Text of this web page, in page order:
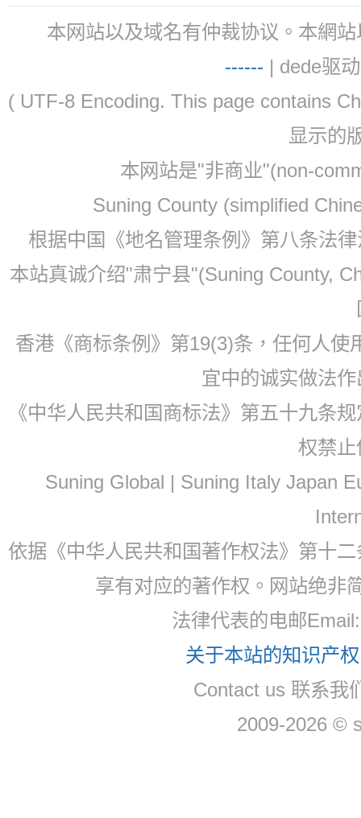
本网站以及域名有仲裁协议。本網
------ | dede驱
( UTF-8 Encoding. This page contains
显示的
本网站是"非商业"(non-
Suning County (simplified
根据中国《地名管理条例》第八条法
本站真诚介绍"肃宁县"(Suning County,
香港《商标条例》第19(3)条，任何人
宜中的诚实做法
《中华人民共和国商标法》第五十九条
权禁
Suning Global | Suning Italy Japan
依据《中华人民共和国著作权法》第十
享有对应的著作权。网站绝非
法律代表的电邮
关于本站的知识产
Contact us 联系我
2009-2026 ©